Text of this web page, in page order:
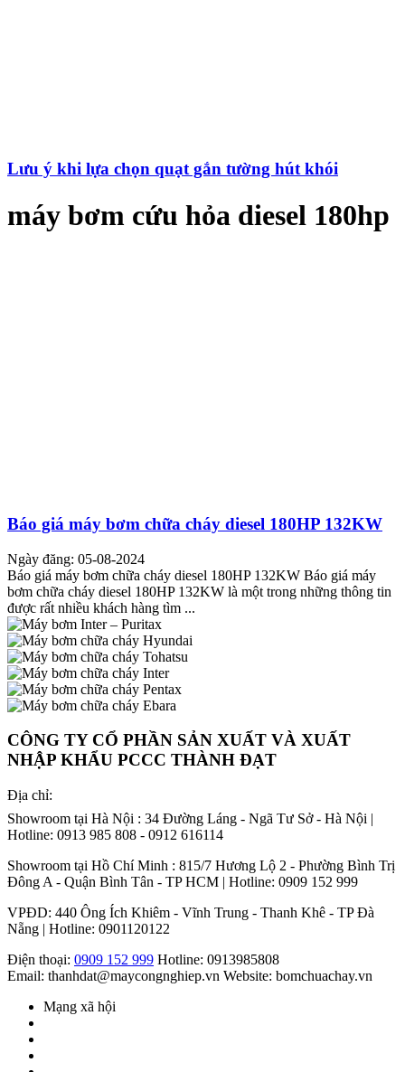
Lưu ý khi lựa chọn quạt gắn tường hút khói
máy bơm cứu hỏa diesel 180hp
Báo giá máy bơm chữa cháy diesel 180HP 132KW
Ngày đăng: 05-08-2024
Báo giá máy bơm chữa cháy diesel 180HP 132KW Báo giá máy
bơm chữa cháy diesel 180HP 132KW là một trong những thông tin
được rất nhiều khách hàng tìm ...
CÔNG TY CỔ PHẦN SẢN XUẤT VÀ XUẤT
NHẬP KHẨU PCCC THÀNH ĐẠT
Địa chỉ:
Showroom tại Hà Nội : 34 Đường Láng - Ngã Tư Sở - Hà Nội |
Hotline: 0913 985 808 - 0912 616114
Showroom tại Hồ Chí Minh : 815/7 Hương Lộ 2 - Phường Bình Trị
Đông A - Quận Bình Tân - TP HCM | Hotline: 0909 152 999
VPĐD: 440 Ông Ích Khiêm - Vĩnh Trung - Thanh Khê - TP Đà
Nẵng | Hotline: 0901120122
Điện thoại: 0909 152 999 Hotline: 0913985808
Email: thanhdat@maycongnghiep.vn Website: bomchuachay.vn
Mạng xã hội